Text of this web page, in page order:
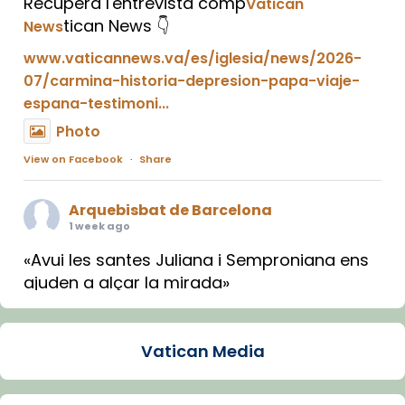
Vatican
Newstican News 👇
www.vaticannews.va/es/iglesia/news/2026-
07/carmina-historia-depresion-papa-viaje-
espana-testimoni...
Photo
View on Facebook · Share
Arquebisbat de Barcelona
1 week ago
«Avui les santes Juliana i Semproniana ens
ajuden a alçar la mirada»
Mons. Sergi Gordo, bisbe de Tortosa, ha
Santes de Mataró.
🔗tinyurl.com/cvu5jmbk
Vatican Media